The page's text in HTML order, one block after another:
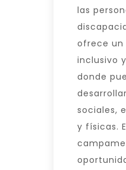
las
ofrece un
inclusivo
donde
sociales,
y físicas.